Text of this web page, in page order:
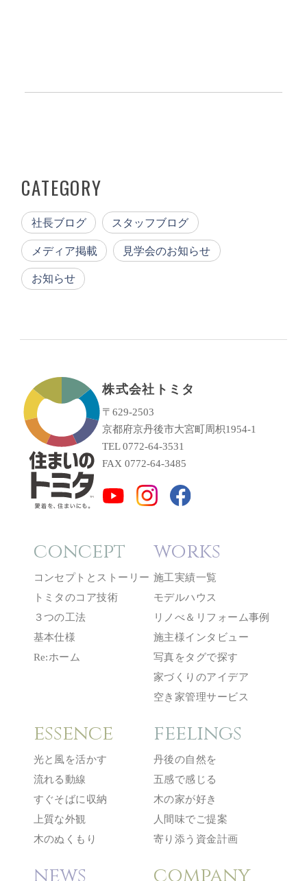
CATEGORY
社長ブログ スタッフブログ
メディア掲載 見学会のお知らせ
お知らせ
株式会社トミタ
〒629-2503
京都府京丹後市大宮町周枳1954-1
TEL 0772-64-3531
FAX 0772-64-3485
concept
コンセプトとストーリー
トミタのコア技術
３つの工法
基本仕様
Re:ホーム
works
施工実績一覧
モデルハウス
リノべ＆リフォーム事例
施主様インタビュー
写真をタグで探す
家づくりのアイデア
空き家管理サービス
essence
光と風を活かす
流れる動線
すぐそばに収納
上質な外観
木のぬくもり
feelings
丹後の自然を
五感で感じる
木の家が好き
人間味でご提案
寄り添う資金計画
news company